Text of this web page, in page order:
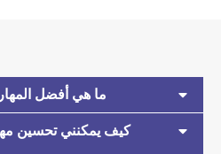
ما هي أفضل
كيف يمكنني تحسين